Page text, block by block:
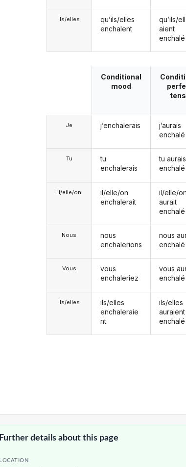
Ils/elles
qu’ils/elles
enchalent
qu’ils/
aient
enchalé
Je
Tu
Il/elle/on
Nous
Vous
Ils/elles
Conditional
mood
j’enchalerais
tu
enchalerais
il/elle/on
enchalerait
nous
enchalerions
vous
enchaleriez
ils/elles
enchaleraie
nt
j’aurais
enchalé
tu aurais
enchalé
il/elle/on
aurait
enchalé
nous
enchalé
vous
enchalé
ils/elles
auraient
enchalé
Further details about this page
LOCATION